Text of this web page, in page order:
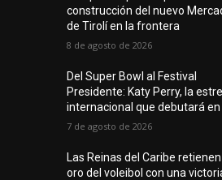
construcción del nuevo
de Tirolí en la frontera
8 de agosto de 2026
Del Super Bowl al Festival
Presidente: Katy Perry, la
internacional que debutará en
7 de agosto de 2026
Las Reinas del Caribe retienen
oro del voleibol con una